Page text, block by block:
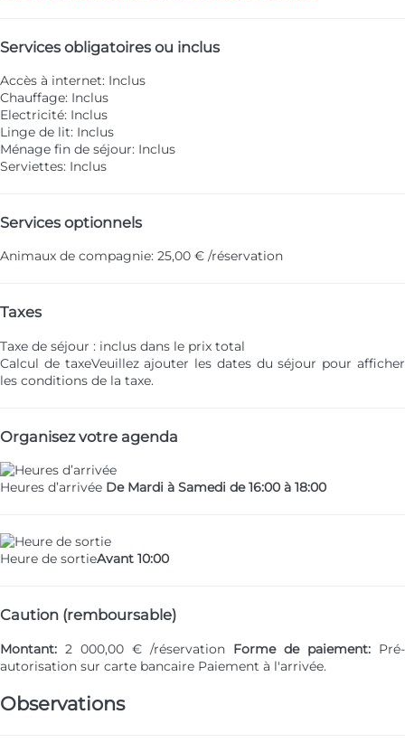
Services obligatoires ou inclus
Accès à internet: Inclus
Chauffage: Inclus
Electricité: Inclus
Linge de lit: Inclus
Ménage fin de séjour: Inclus
Serviettes: Inclus
Services optionnels
Animaux de compagnie: 25,00 € /réservation
Taxes
Taxe de séjour : inclus dans le prix total
Calcul de taxeVeuillez ajouter les dates du séjour pour afficher
les conditions de la taxe.
Organisez votre agenda
Heures d’arrivée De Mardi à Samedi de 16:00 à 18:00
Heure de sortieAvant 10:00
Caution (remboursable)
Montant: 2 000,00 € /réservation Forme de paiement: Pré-
autorisation sur carte bancaire Paiement à l'arrivée.
Observations